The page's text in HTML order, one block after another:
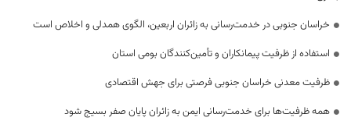
خراسان جنوبی در خدمت‌رسانی به زائران اربعین، الگوی همدلی و اخلاص است
استفاده از ظرفیت پیمانکاران و تأمین‌کنندگان بومی استان
ظرفیت معدنی خراسان جنوبی فرصتی برای جهش اقتصادی
همه ظرفیت‌ها برای خدمت‌رسانی ایمن به زائران پایان صفر بسیج شود